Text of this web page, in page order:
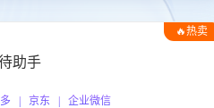
🔥热卖
助手
| 京东 | 企业微信